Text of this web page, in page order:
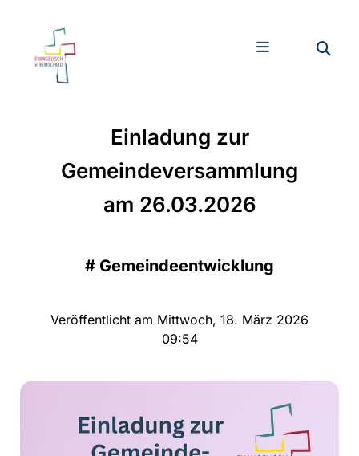
Einladung zur
Gemeindeversammlung
am 26.03.2026
# Gemeindeentwicklung
Veröffentlicht am Mittwoch, 18. März 2026
09:54